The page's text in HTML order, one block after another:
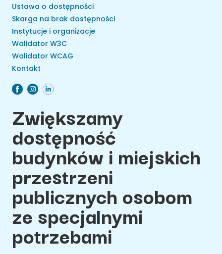
Ustawa o dostępności
Skarga na brak dostępności
Instytucje i organizacje
Walidator W3C
Walidator WCAG
Kontakt
Zwiększamy
dostępność
budynków i miejskich
przestrzeni
publicznych osobom
ze specjalnymi
potrzebami